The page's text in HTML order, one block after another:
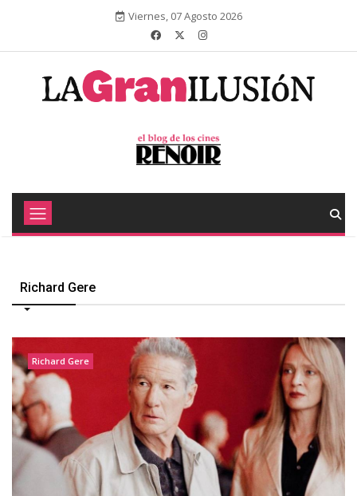
Viernes, 07 Agosto 2026
Richard Gere
Richard Gere